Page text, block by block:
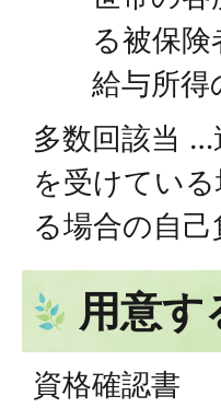
る被保
給与所得
多数回該当 …
を受けてい
る場合の自己
用意す
資格確認書